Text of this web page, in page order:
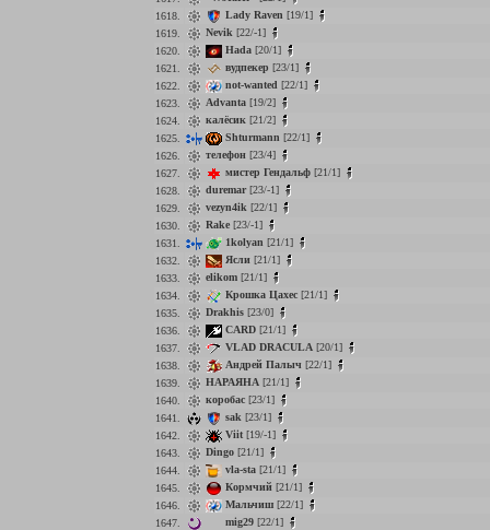
1618.
Lady Raven [19/1]
1619.
Nevik [22/-1]
1620.
Hada [20/1]
1621.
вудпекер [23/1]
1622.
not-wanted [22/1]
1623.
Advanta [19/2]
1624.
калёсик [21/2]
1625.
Shturmann [22/1]
1626.
телефон [23/4]
1627.
мистер Гендальф [21/1]
1628.
duremar[23/-1]
1629.
vezyn4ik [22/1]
1630.
Rake [23/-1]
1631.
1kolyan [21/1]
1632.
Ясли [21/1]
1633.
elikom [21/1]
1634.
Крошка Цахес [21/1]
1635.
Drakhis [23/0]
1636.
CARD [21/1]
1637.
VLAD DRACULA [20/1]
1638.
Андрей Палыч [22/1]
1639.
НАРАЯНА [21/1]
1640.
коробас [23/1]
1641.
sak [23/1]
1642.
Viit [19/-1]
1643.
Dingo [21/1]
1644.
vla-sta [21/1]
1645.
Кормчий [21/1]
1646.
Мальчиш [22/1]
1647.
mig29 [22/1]